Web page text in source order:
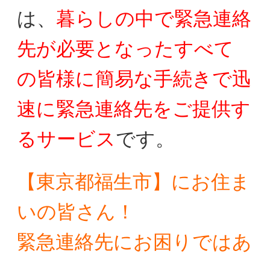
は、 暮らしの中で緊急連絡
先が必要となったすべて
の皆様に簡易な手続きで迅
速に緊急連絡先をご提供す
るサービスです。
【東京都福生市】にお住ま
いの皆さん！
緊急連絡先にお困りではあ